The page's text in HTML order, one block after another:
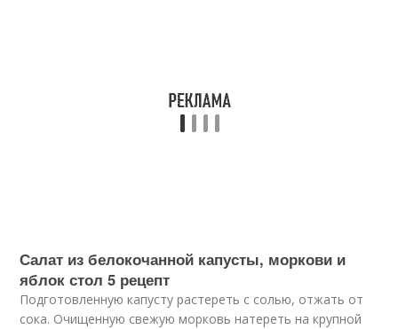
Салат из белокочанной капусты, моркови и
яблок стол 5 рецепт
Подготовленную капусту растереть с солью, отжать от
сока. Очищенную свежую морковь натереть на крупной